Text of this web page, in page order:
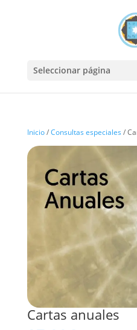
Seleccionar página
Inicio/Consultas especiales /
Cartas anuales